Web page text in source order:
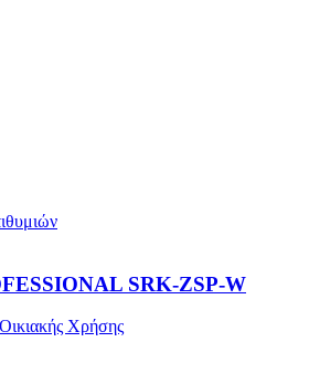
SRK-ZSP-W
Χρήσης